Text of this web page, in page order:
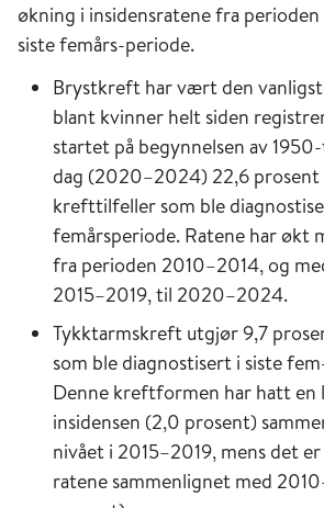
økning i insidensratene fra
siste femårs-periode.
Brystkreft har vært den
blant kvinner helt siden
startet på begynnelsen av
dag (2020–2024) 22,6 prosent
krefttilfeller som ble
femårsperiode. Ratene har økt
fra perioden 2010–2014, og
2015–2019, til 2020–2024.
Tykktarmskreft utgjør 9,7
som ble diagnostisert i siste
Denne kreftformen har hatt en
insidensen (2,0 prosent)
nivået i 2015–2019, mens det
ratene sammenlignet med